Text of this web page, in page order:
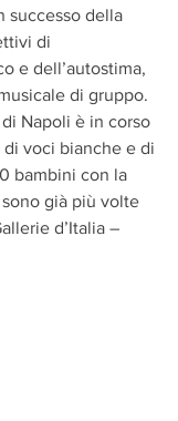
successo della
di
e dell’autostima,
di gruppo.
Napoli è in corso
voci bianche e di
bambini con la
già più volte
d’Italia –